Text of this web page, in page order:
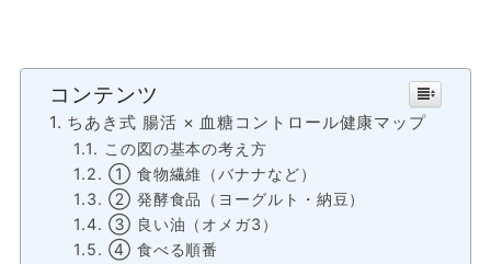
コンテンツ
ちあき式 腸活 × 血糖コントロール健康マップ
この図の基本の考え方
① 食物繊維（バナナなど）
② 発酵食品（ヨーグルト・納豆）
③ 良い油（オメガ3）
④ 食べる順番